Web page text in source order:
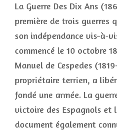
La Guerre Des Dix Ans
première de trois guerres
son indépendance vis-à-
commencé le 10 octobre
Manuel de Cespedes
propriétaire terrien, a
fondé une armée. La
victoire des Espagnols et
document également